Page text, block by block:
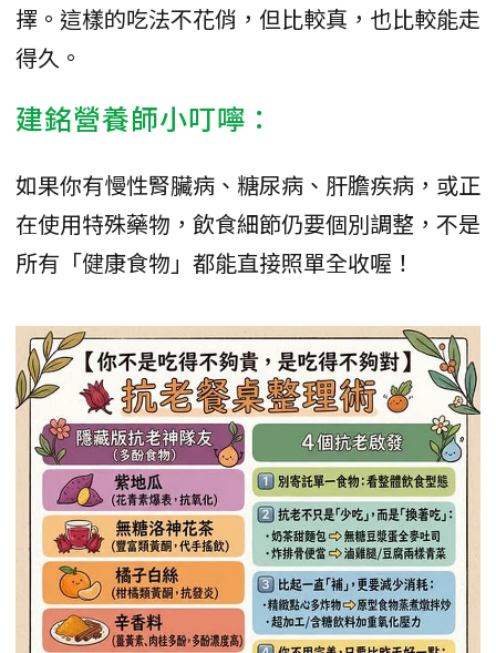
擇。這樣的吃法不花俏，但比較真，也比較能走
得久。
建銘營養師小叮嚀：
如果你有慢性腎臟病、糖尿病、肝膽疾病，或正
在使用特殊藥物，飲食細節仍要個別調整，不是
所有「健康食物」都能直接照單全收喔！